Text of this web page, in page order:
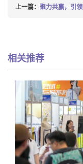
上一篇： 聚力共赢，引领新
相关推荐